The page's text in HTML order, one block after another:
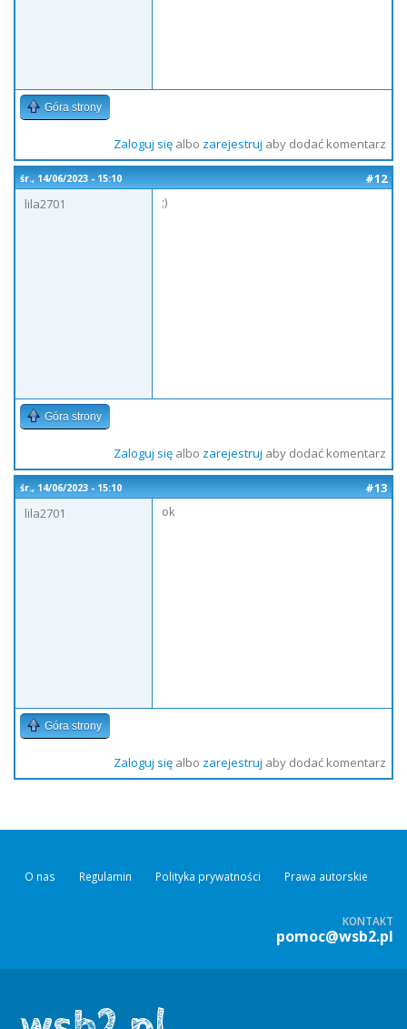
Góra strony
Zaloguj sięalbo zarejestruj aby dodać komentarz
śr., 14/06/2023 - 15:10
#12
lila2701
;)
Góra strony
Zaloguj sięalbo zarejestruj aby dodać komentarz
śr., 14/06/2023 - 15:10
#13
lila2701
ok
Góra strony
Zaloguj sięalbo zarejestruj aby dodać komentarz
O nas Regulamin Polityka prywatności Prawa autorskie
KONTAKT
pomoc@wsb2.pl